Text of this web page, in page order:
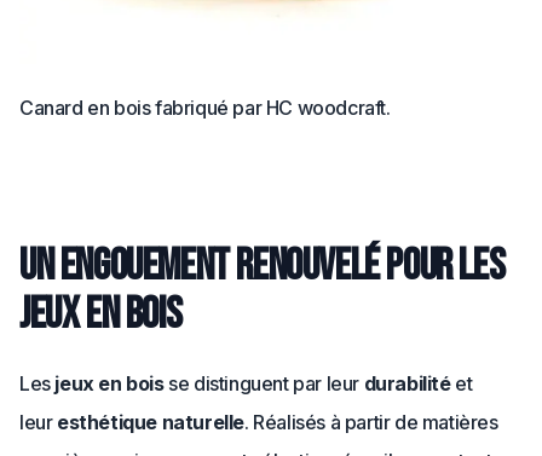
Canard en bois fabriqué par HC woodcraft.
Un engouement renouvelé pour les
jeux en bois
Les jeux en boisse distinguent par leur durabilitéet
leur esthétique naturelle. Réalisés à partir de matières